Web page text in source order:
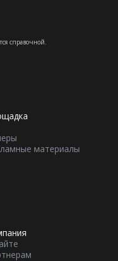
справочной.
материалы